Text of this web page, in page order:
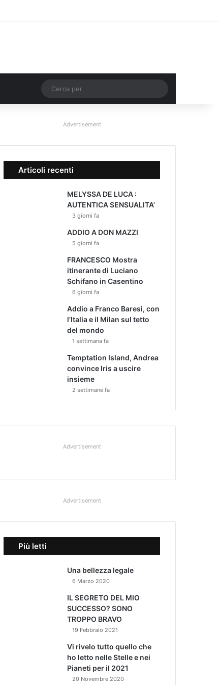
Un articolo a caso
per
Advertisement
Articoli recenti
MELYSSA DE LUCA :
AUTENTICA SENSUALITA’
3 giorni fa
ADDIO A DON MAZZI
5 giorni fa
FRANCESCO Mostra
itinerante di Luciano
Schifano in Casentino
6 giorni fa
Addio a Franco Baresi, con
l’Italia e il Milan sul tetto
del mondo
1 settimana fa
Temptation Island, Andrea
convince Iris a uscire
insieme
2 settimane fa
Advertisement
Advertisement
Più letti
Una bellezza legale
6 Marzo 2020
IL SEGRETO DEL MIO
SUCCESSO? SONO
TROPPO BRAVO
19 Febbraio 2021
Vi rivelo tutto quello che
ho letto nelle Stelle e nei
Pianeti per il 2021
20 Novembre 2020